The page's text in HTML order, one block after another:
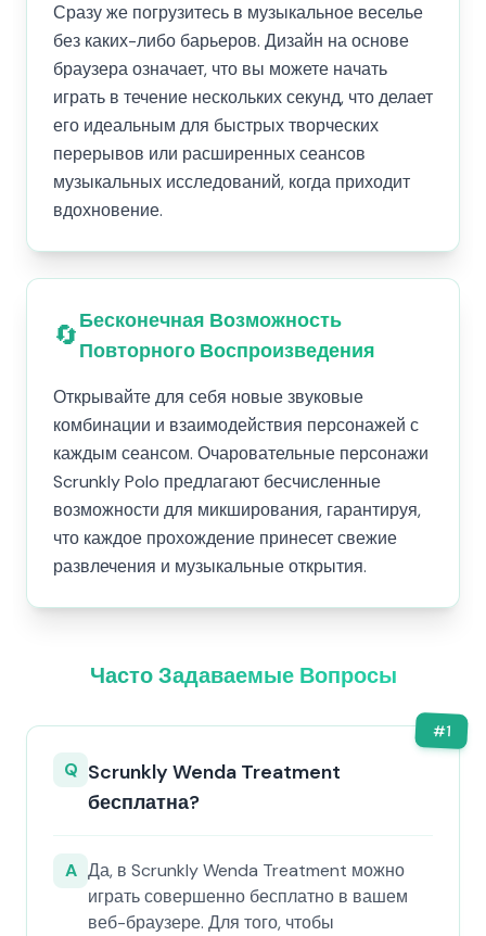
Сразу же погрузитесь в музыкальное веселье
без каких-либо барьеров. Дизайн на основе
браузера означает, что вы можете начать
играть в течение нескольких секунд, что делает
его идеальным для быстрых творческих
перерывов или расширенных сеансов
музыкальных исследований, когда приходит
вдохновение.
🔄Бесконечная Возможность
Повторного Воспроизведения
Открывайте для себя новые звуковые
комбинации и взаимодействия персонажей с
каждым сеансом. Очаровательные персонажи
Scrunkly Polo предлагают бесчисленные
возможности для микширования, гарантируя,
что каждое прохождение принесет свежие
развлечения и музыкальные открытия.
Часто Задаваемые Вопросы
#1
Q Scrunkly Wenda Treatment
бесплатна?
A Да, в Scrunkly Wenda Treatment можно
играть совершенно бесплатно в вашем
веб-браузере. Для того, чтобы